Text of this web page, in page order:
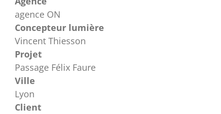
agence ON
Concepteur lumière
Vincent Thiesson
Projet
Passage Félix Faure
Ville
Lyon
Client